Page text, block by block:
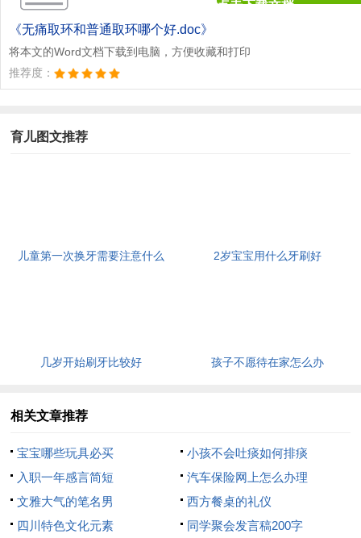
《无痛取环和普通取环哪个好.doc》
将本文的Word文档下载到电脑，方便收藏和打印
推荐度：
点击下载文档
育儿图文推荐
儿童第一次换牙需要注意什么 2岁宝宝用什么牙刷好
几岁开始刷牙比较好 孩子不愿待在家怎么办
相关文章推荐
宝宝哪些玩具必买
小孩不会吐痰如何排痰
入职一年感言简短
汽车保险网上怎么办理
文雅大气的笔名男
西方餐桌的礼仪
四川特色文化元素
同学聚会发言稿200字